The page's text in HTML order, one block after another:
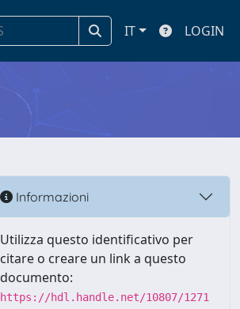
IT LOGIN
Informazioni
Utilizza questo identificativo per
citare o creare un link a questo
documento:
https://hdl.handle.net/10807/1271